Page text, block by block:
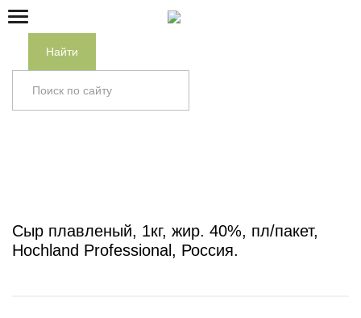
Найти
Сыр плавленый, 1кг, жир. 40%, пл/пакет,
Hochland Professional, Россия.